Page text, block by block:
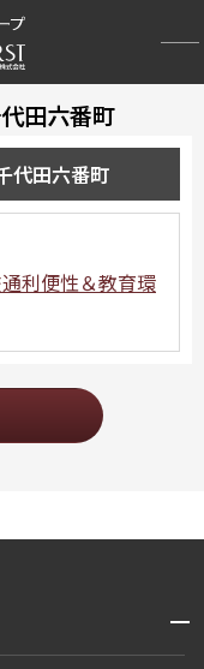
田六番町
代田六番町
利便性＆教育環
開閉